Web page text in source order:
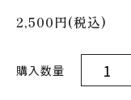
2,500円(税込)
購入数量